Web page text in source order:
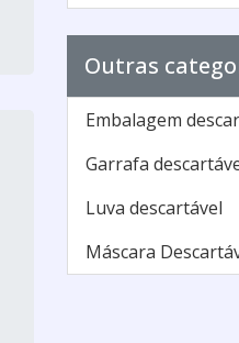
Outras
Embalagem
Garrafa
Luva descartável
Máscara